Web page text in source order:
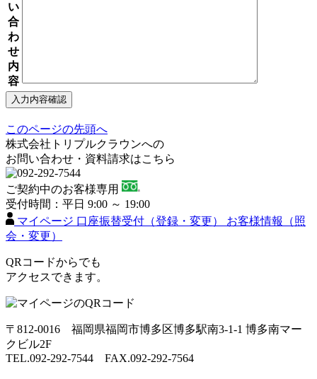
い
合
わ
せ
内
容
このページの先頭へ
株式会社トリプルクラウンへの
お問い合わせ・資料請求はこちら
ご契約中のお客様専用
受付時間：平日 9:00 ～ 19:00
マイページ 口座振替受付（登録・変更）
お客様情報（照
会・変更）
QRコードからでも
アクセスできます。
〒812-0016 福岡県福岡市博多区博多駅南3-1-1 博多南マー
クビル2F
TEL.092-292-7544 FAX.092-292-7564